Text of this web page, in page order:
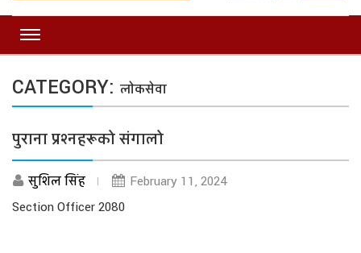
CATEGORY: लाेकसेवा
पुराना प्रश्नहरूको संगालो
सुशिल सिंह
February 11, 2024
Section Officer 2080